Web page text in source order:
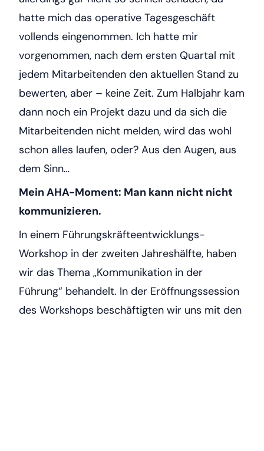
hatte mich das operative Tagesgeschäft
vollends eingenommen. Ich hatte mir
vorgenommen, nach dem ersten Quartal mit
jedem Mitarbeitenden den aktuellen Stand zu
bewerten, aber – keine Zeit. Zum Halbjahr kam
dann noch ein Projekt dazu und da sich die
Mitarbeitenden nicht melden, wird das wohl
schon alles laufen, oder? Aus den Augen, aus
dem Sinn…
Mein AHA-Moment: Man kann nicht nicht
kommunizieren.
In einem Führungskräfteentwicklungs-
Workshop in der zweiten Jahreshälfte, haben
wir das Thema „Kommunikation in der
Führung“ behandelt. In der Eröffnungssession
des Workshops beschäftigten wir uns mit den